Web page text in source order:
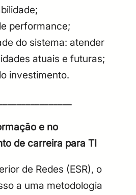
performance;
do sistema: atender
atuais e futuras;
investimento.
e no
de carreira para TI
de Redes (ESR), o
a uma metodologia